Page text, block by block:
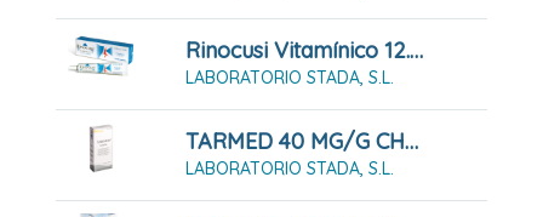
Rinocusi Vitamínico 12.500 UI/g Pomada Nasal
LABORATORIO STADA, S.L.
TARMED 40 MG/G CHAMPU 150 ML
LABORATORIO STADA, S.L.